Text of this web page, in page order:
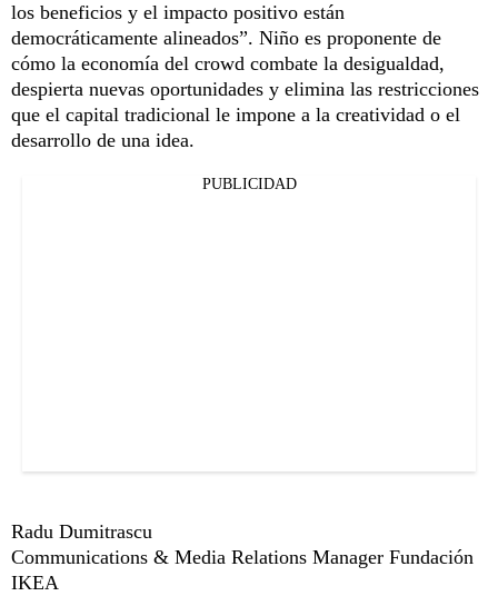
los beneficios y el impacto positivo están
democráticamente alineados”. Niño es proponente de
cómo la economía del crowd combate la desigualdad,
despierta nuevas oportunidades y elimina las restricciones
que el capital tradicional le impone a la creatividad o el
desarrollo de una idea.
PUBLICIDAD
Radu Dumitrascu
Communications & Media Relations Manager Fundación
IKEA